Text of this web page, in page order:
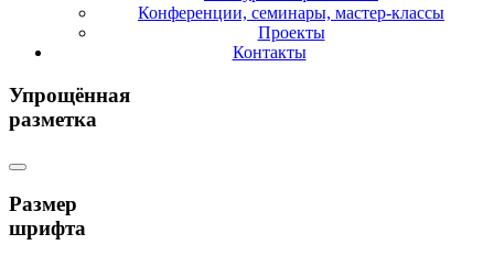
Конференции, семинары, мастер-классы
Проекты
Контакты
Упрощённая
разметка
Размер
шрифта